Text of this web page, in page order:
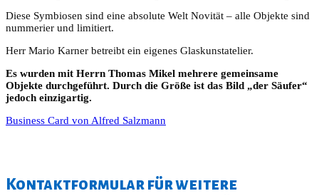
Diese Symbiosen sind eine absolute Welt Novität – alle Objekte sind
nummerier und limitiert.
Herr Mario Karner betreibt ein eigenes Glaskunstatelier.
Es wurden mit Herrn Thomas Mikel mehrere gemeinsame
Objekte durchgeführt. Durch die Größe ist das Bild „der Säufer“
jedoch einzigartig.
Business Card von Alfred Salzmann
Kontaktformular für weitere